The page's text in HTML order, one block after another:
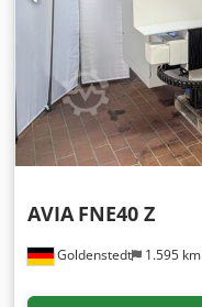
Goldenstedt 1.595 km
AVIA FNE40 Z